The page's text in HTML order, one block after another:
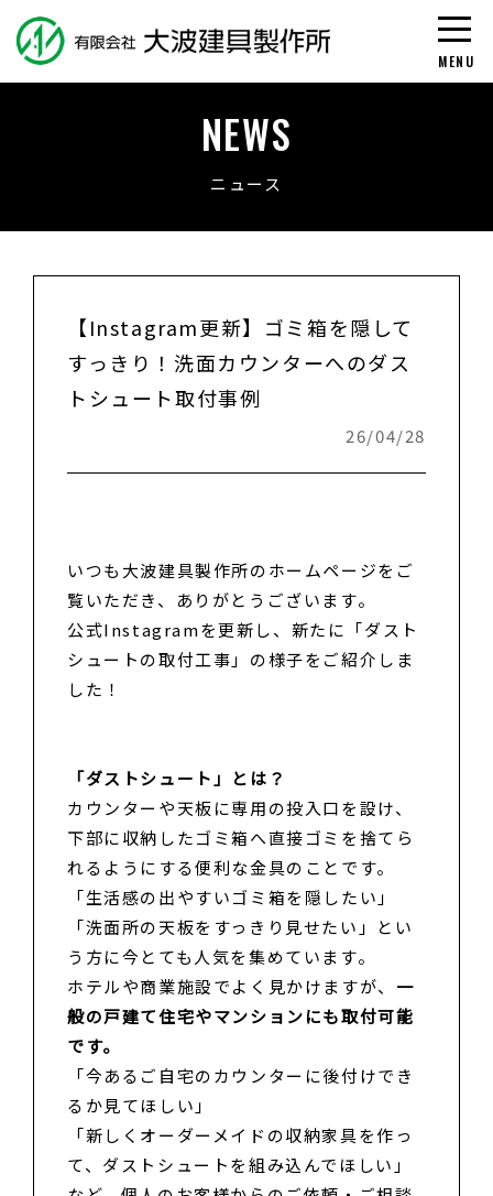
【
NEWS
ニュース
【Instagram更新】ゴミ箱を隠して
すっきり！洗面カウンターへのダス
トシュート取付事例
26/04/28
いつも大波建具製作所のホームページをご
覧いただき、ありがとうございます。
公式Instagramを更新し、新たに「ダスト
シュートの取付工事」の様子をご紹介しま
した！
「ダストシュート」とは？
カウンターや天板に専用の投入口を設け、
下部に収納したゴミ箱へ直接ゴミを捨てら
れるようにする便利な金具のことです。
「生活感の出やすいゴミ箱を隠したい」
「洗面所の天板をすっきり見せたい」とい
う方に今とても人気を集めています。
ホテルや商業施設でよく見かけますが、 一
般の戸建て住宅やマンションにも取付可能
です。
「今あるご自宅のカウンターに後付けでき
るか見てほしい」
「新しくオーダーメイドの収納家具を作っ
て、ダストシュートを組み込んでほしい」